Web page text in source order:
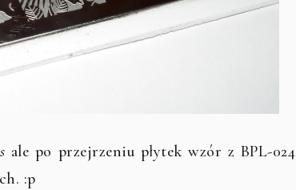
ale po przejrzeniu płytek wzór z BPL-024
:p